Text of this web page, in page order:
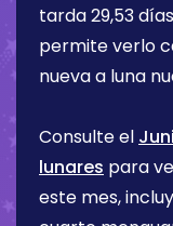
tarda 29,53
permite verlo
nueva a luna
Consulte el
lunares para
este mes,